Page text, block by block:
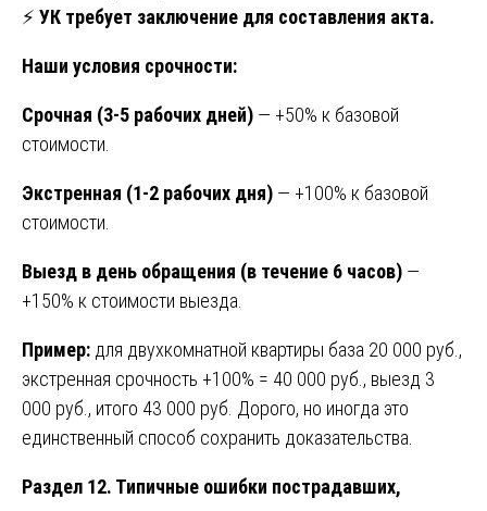
⚡ УК требует заключение для составления акта.
Наши условия срочности:
Срочная (3-5 рабочих дней) — +50% к базовой
стоимости.
Экстренная (1-2 рабочих дня) — +100% к базовой
стоимости.
Выезд в день обращения (в течение 6 часов) —
+150% к стоимости выезда.
Пример: для двухкомнатной квартиры база 20 000 руб.,
экстренная срочность +100% = 40 000 руб., выезд 3
000 руб., итого 43 000 руб. Дорого, но иногда это
единственный способ сохранить доказательства.
Раздел 12. Типичные ошибки пострадавших,